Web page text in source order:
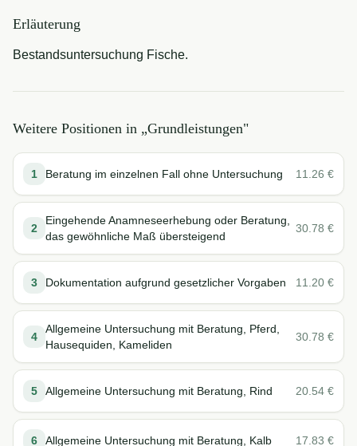
Erläuterung
Bestandsuntersuchung Fische.
Weitere Positionen in „Grundleistungen"
1 Beratung im einzelnen Fall ohne Untersuchung 11.26 €
2
Eingehende Anamneseerhebung oder Beratung,
das gewöhnliche Maß übersteigend
30.78 €
3 Dokumentation aufgrund gesetzlicher Vorgaben 11.20 €
4
Allgemeine Untersuchung mit Beratung, Pferd,
Hausequiden, Kameliden
30.78 €
5 Allgemeine Untersuchung mit Beratung, Rind 20.54 €
6 Allgemeine Untersuchung mit Beratung, Kalb 17.83 €